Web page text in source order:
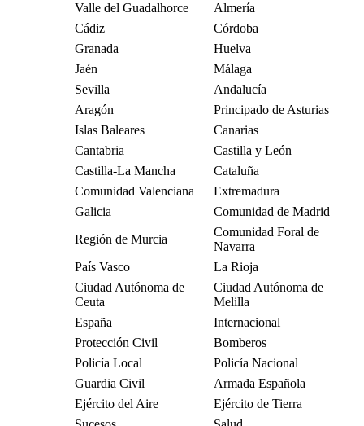
Valle del Guadalhorce
Almería
Cádiz
Córdoba
Granada
Huelva
Jaén
Málaga
Sevilla
Andalucía
Aragón
Principado de Asturias
Islas Baleares
Canarias
Cantabria
Castilla y León
Castilla-La Mancha
Cataluña
Comunidad Valenciana
Extremadura
Galicia
Comunidad de Madrid
Región de Murcia
Comunidad Foral de
Navarra
País Vasco
La Rioja
Ciudad Autónoma de
Ceuta
Ciudad Autónoma de
Melilla
España
Internacional
Protección Civil
Bomberos
Policía Local
Policía Nacional
Guardia Civil
Armada Española
Ejército del Aire
Ejército de Tierra